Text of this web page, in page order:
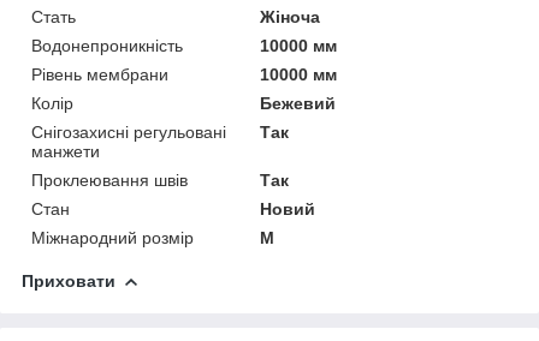
Стать
Жіноча
Водонепроникність
10000 мм
Рівень мембрани
10000 мм
Колір
Бежевий
Снігозахисні регульовані
манжети
Так
Проклеювання швів
Так
Стан
Новий
Міжнародний розмір
M
Приховати